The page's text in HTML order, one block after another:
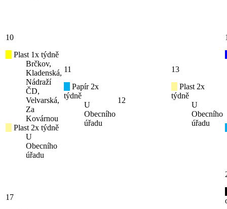
10
Plast 1x týdně
Brčkov,
Kladenská,
Nádraží
ČD,
Velvarská,
Za
Kovárnou
Plast 2x týdně
U
Obecního
úřadu
11
Papír 2x
týdně
U
Obecního
úřadu
12
13
Plast 2x
týdně
U
Obecního
úřadu
17